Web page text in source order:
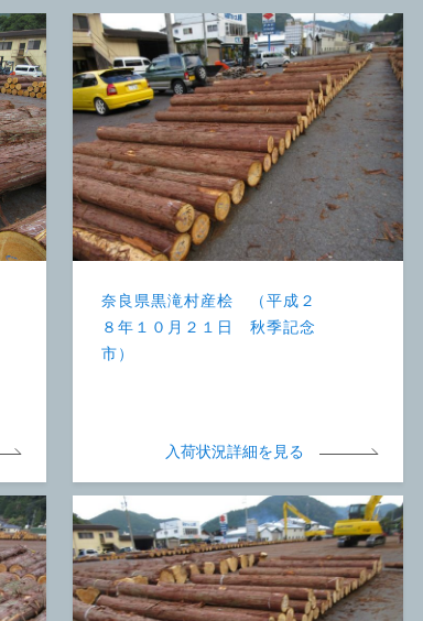
奈良県黒滝村産桧 （平成２
８年１０月２１日 秋季記念
市）
入荷状況詳細を見る